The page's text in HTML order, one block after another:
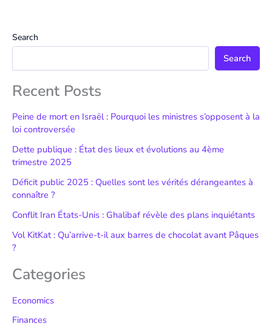
Search
Search
Recent Posts
Peine de mort en Israël : Pourquoi les ministres s’opposent à la
loi controversée
Dette publique : État des lieux et évolutions au 4ème
trimestre 2025
Déficit public 2025 : Quelles sont les vérités dérangeantes à
connaître ?
Conflit Iran États-Unis : Ghalibaf révèle des plans inquiétants
Vol KitKat : Qu’arrive-t-il aux barres de chocolat avant Pâques
?
Categories
Economics
Finances